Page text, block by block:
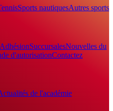
Sports nautiquesAutres sports
AdhésionSuccursalesNouvelles du
d'autorisationContactez
de l'académie